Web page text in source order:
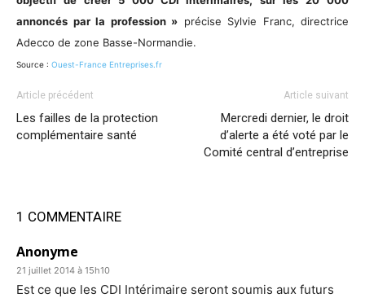
annoncés par la profession » précise Sylvie Franc, directrice
Adecco de zone Basse-Normandie.
Source : Ouest-France Entreprises.fr
Article précédent
Les failles de la protection
complémentaire santé
Article suivant
Mercredi dernier, le droit
d’alerte a été voté par le
Comité central d’entreprise
1 COMMENTAIRE
Anonyme
21 juillet 2014 à 15h10
Est ce que les CDI Intérimaire seront soumis aux futurs